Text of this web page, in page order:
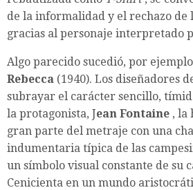
de la informalidad y el rechazo de
gracias al personaje interpretado
Algo parecido sucedió, por
Rebecca (1940). Los diseñadores
subrayar el carácter sencillo,
la protagonista, Jean Fontaine , la
gran parte del metraje con una
indumentaria típica de las
un símbolo visual constante de su
Cenicienta en un mundo